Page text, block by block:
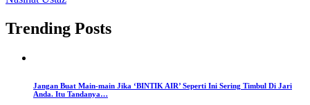
Trending Posts
Jangan Buat Main-main Jika ‘BINTIK AIR’ Seperti Ini Sering Timbul Di Jari
Anda. Itu Tandanya…